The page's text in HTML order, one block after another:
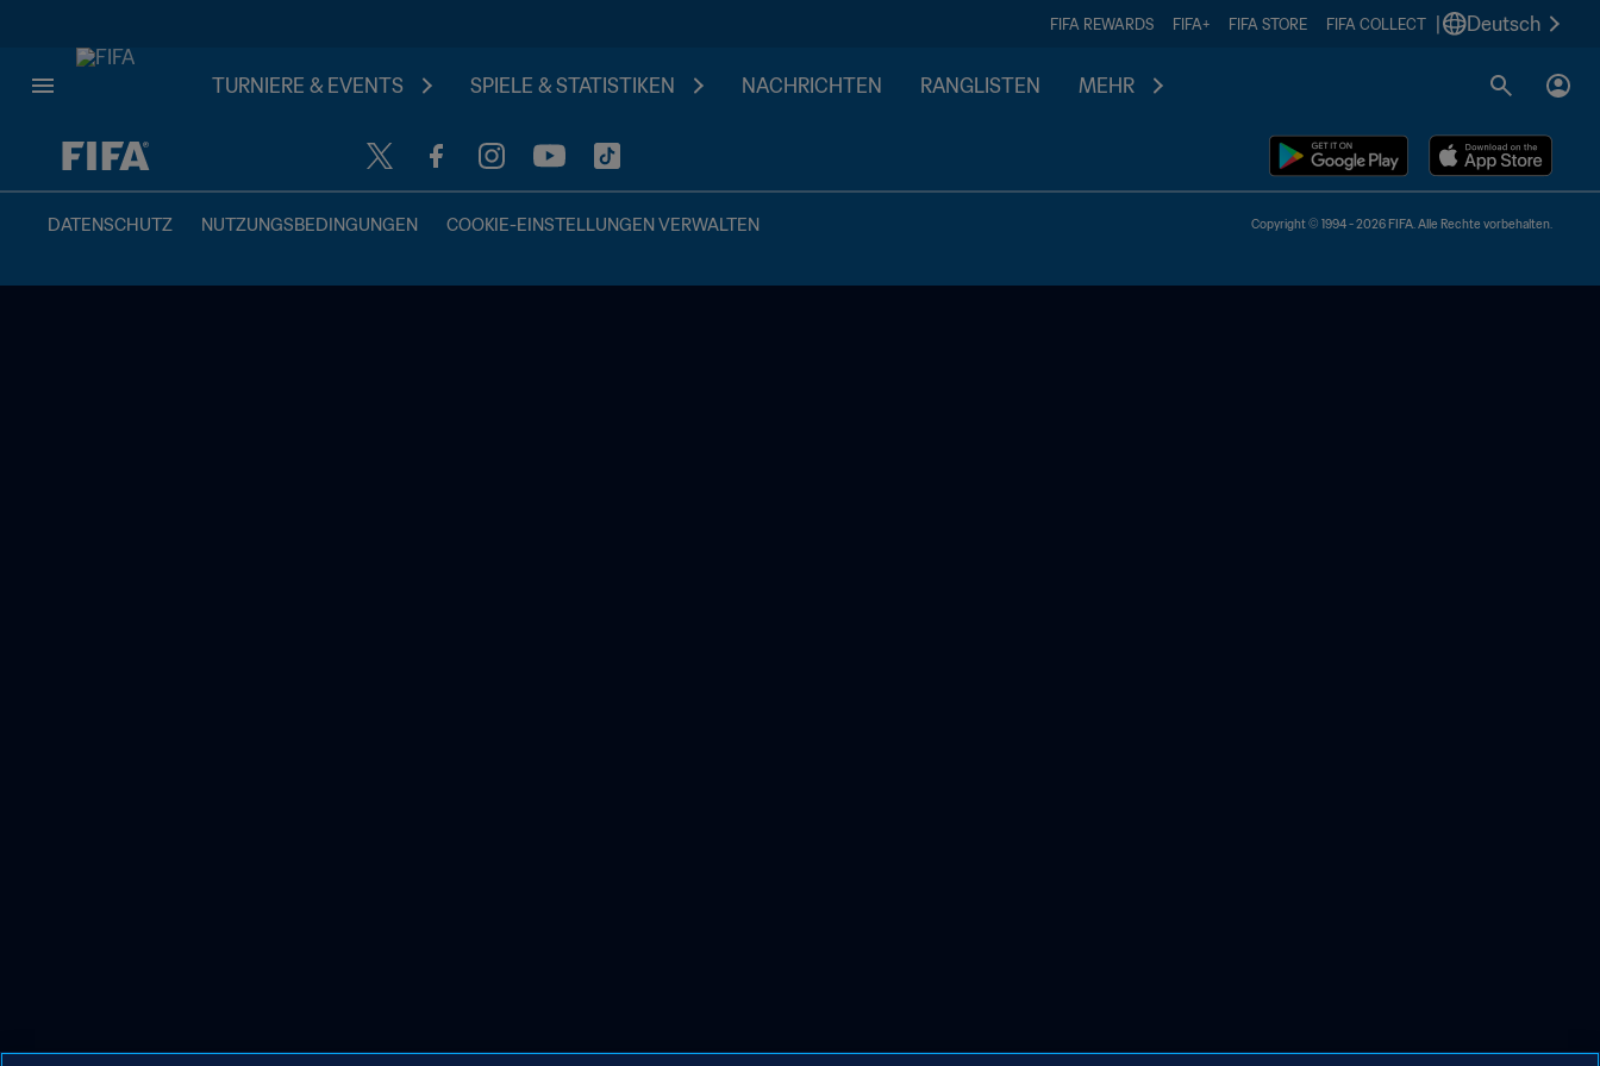
FIFA REWARDS FIFA+ FIFA STORE FIFA COLLECT Deutsch
TURNIERE & EVENTS SPIELE & STATISTIKEN NACHRICHTEN RANGLISTEN MEHR
OFFEN – OFFEN
DATENSCHUTZ NUTZUNGSBEDINGUNGEN COOKIE-EINSTELLUNGEN VERWALTEN Copyright © 1994 - 2026 FIFA. Alle Rechte vorbehalten.